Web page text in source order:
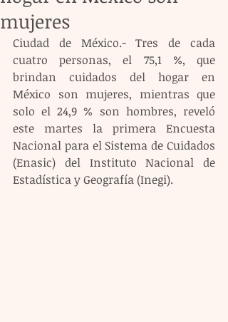
mujeres
Ciudad de México.- Tres de cada
cuatro personas, el 75,1 %, que
brindan cuidados del hogar en
México son mujeres, mientras que
solo el 24,9 % son hombres, reveló
este martes la primera Encuesta
Nacional para el Sistema de Cuidados
(Enasic) del Instituto Nacional de
Estadística y Geografía (Inegi).